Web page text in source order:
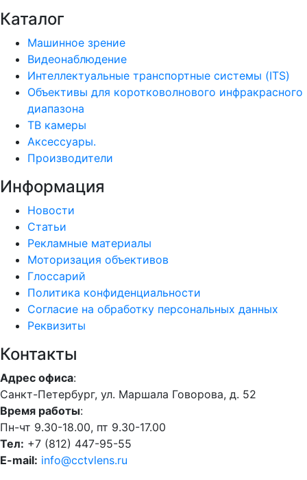
Каталог
Машинное зрение
Видеонаблюдение
Интеллектуальные транспортные системы (ITS)
Объективы для коротковолнового инфракрасного
диапазона
ТВ камеры
Аксессуары.
Производители
Информация
Новости
Статьи
Рекламные материалы
Моторизация объективов
Глоссарий
Политика конфиденциальности
Согласие на обработку персональных данных
Реквизиты
Контакты
Адрес офиса:
Санкт-Петербург, ул. Маршала Говорова, д. 52
Время работы:
Пн-чт 9.30-18.00, пт 9.30-17.00
Тел: +7 (812) 447-95-55
E-mail: info@cctvlens.ru